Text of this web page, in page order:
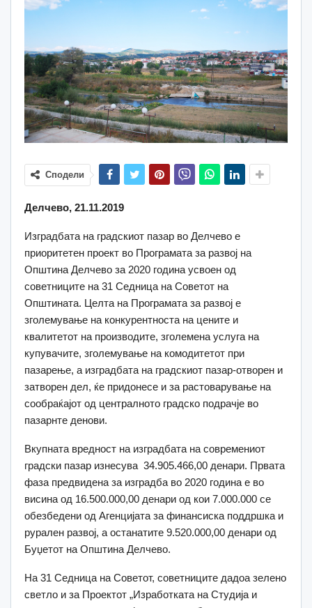
Сподели
Делчево, 21.11.2019
Изградбата на градскиот пазар во Делчево е
приоритетен проект во Програмата за развој на
Општина Делчево за 2020 година усвоен од
советниците на 31 Седница на Советот на
Општината. Целта на Програмата за развој е
зголемување на конкурентноста на цените и
квалитетoт на производите, зголемена услуга на
купувачите, зголемување на комодитетот при
пазарење, а изградбата на градскиот пазар-отворен и
затворен дел, ќе придонесе и за растоварување на
сообраќајот од централното градско подрачје во
пазарнте денови.
Вкупната вредност на изградбата на современиот
градски пазар изнесува 34.905.466,00 денари. Првата
фаза предвидена за изградба во 2020 година е во
висина од 16.500.000,00 денари од кои 7.000.000 се
обезбедени од Агенцијата за финансиска поддршка и
рурален развој, а останатите 9.520.000,00 денари од
Буџетот на Општина Делчево.
На 31 Седница на Советот, советниците дадоа зелено
светло и за Проектот „Изработката на Студија и